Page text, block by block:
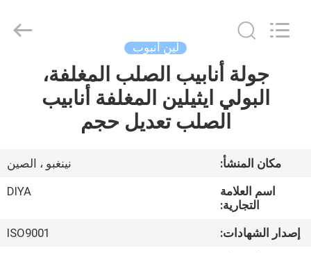
مسكن
معلومات
جولة
لين أنبوب
جولة أنابيب الصلب المغلفة،
البولي ايثيلين المغلفة أنابيب
الصلب تعديل حجم
مكان المنشأ:
نينغبو ، الصين
اسم العلامة
التجارية:
DIYA
إصدار الشهادات:
ISO9001